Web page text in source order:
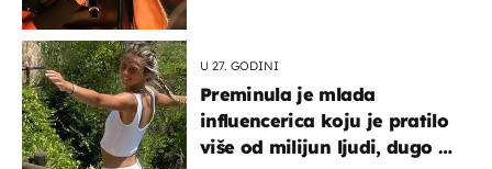
U 27. GODINI
Preminula je mlada
influencerica koju je pratilo
više od milijun ljudi, dugo se